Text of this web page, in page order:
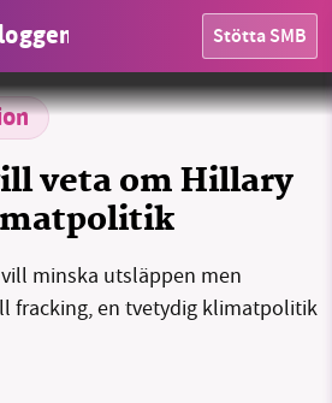
Stötta SMB
Sparade inlägg Tipsa oss
veta om Hillary
minska utsläppen men
fracking, en tvetydig klimatpolitik
Foto:BY-NC-SA
en hållbar framtid. Sedan
vår ideella redaktion drivit
framåt genom
och granskningar. Nu vill vi